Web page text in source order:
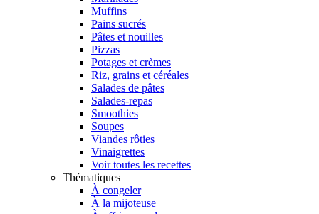
Muffins
Pains sucrés
Pâtes et nouilles
Pizzas
Potages et crèmes
Riz, grains et céréales
Salades de pâtes
Salades-repas
Smoothies
Soupes
Viandes rôties
Vinaigrettes
Voir toutes les recettes
Thématiques
À congeler
À la mijoteuse